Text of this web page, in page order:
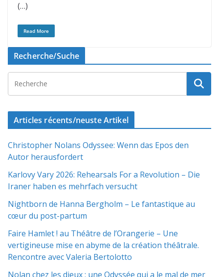
(…)
Read More
Recherche/Suche
Articles récents/neuste Artikel
Christopher Nolans Odyssee: Wenn das Epos den
Autor herausfordert
Karlovy Vary 2026: Rehearsals For a Revolution – Die
Iraner haben es mehrfach versucht
Nightborn de Hanna Bergholm – Le fantastique au
cœur du post-partum
Faire Hamlet ! au Théâtre de l’Orangerie – Une
vertigineuse mise en abyme de la création théâtrale.
Rencontre avec Valeria Bertolotto
Nolan chez les dieux : une Odyssée qui a le mal de mer